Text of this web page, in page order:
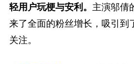
轻用户玩梗与安利。 主演邬倩
来了全面的粉丝增长，吸引到
关注。